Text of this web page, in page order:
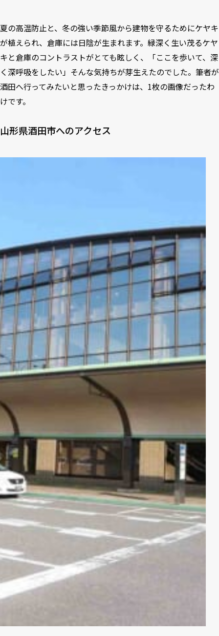
夏の高温防止と、冬の強い季節風から建物を守るためにケヤキ
が植えられ、倉庫には日陰が生まれます。緑深く生い茂るケヤ
キと倉庫のコントラストがとても眩しく、「ここを歩いて、深
く深呼吸をしたい」そんな気持ちが芽生えたのでした。筆者が
酒田へ行ってみたいと思ったきっかけは、1枚の画像だったわ
けです。
山形県酒田市へのアクセス